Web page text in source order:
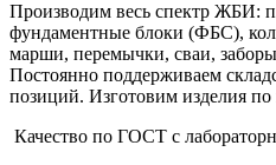
Производим весь спектр ЖБИ:
фундаментные блоки (ФБС),
марши, перемычки, сваи,
Постоянно поддерживаем
позиций. Изготовим изделия
Качество по ГОСТ с